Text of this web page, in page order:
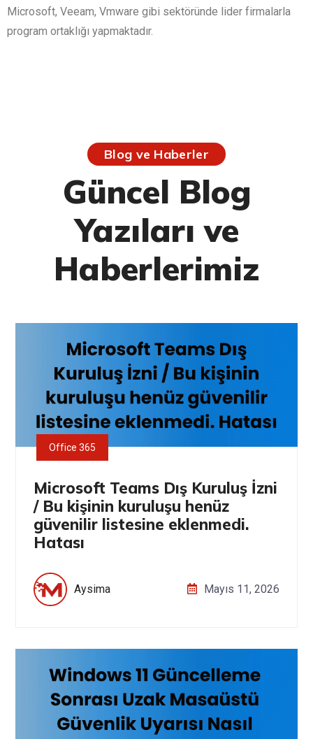
Microsoft, Veeam, Vmware gibi sektöründe lider firmalarla
program ortaklığı yapmaktadır.
Blog ve Haberler
Güncel Blog
Yazıları ve
Haberlerimiz
Office 365
Microsoft Teams Dış Kuruluş İzni
/ Bu kişinin kuruluşu henüz
güvenilir listesine eklenmedi.
Hatası
Aysima Mayıs 11, 2026